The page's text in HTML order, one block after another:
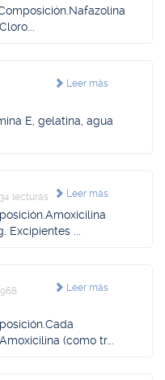
Leer más
E, gelatina, agua
Leer más
lecturas
...
Leer más
968
(como tr...